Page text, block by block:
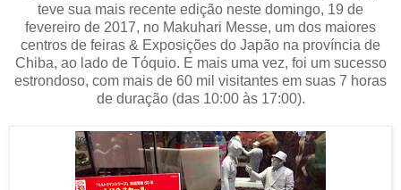
teve sua mais recente edição neste domingo, 19 de
fevereiro de 2017, no Makuhari Messe, um dos maiores
centros de feiras & Exposições do Japão na província de
Chiba, ao lado de Tóquio. E mais uma vez, foi um sucesso
estrondoso, com mais de 60 mil visitantes em suas 7 horas
de duração (das 10:00 às 17:00).